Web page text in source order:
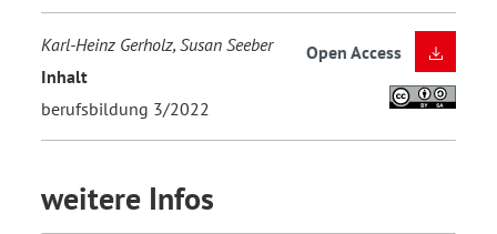
Karl-Heinz Gerholz, Susan Seeber
Inhalt
berufsbildung 3/2022
Open Access
weitere Infos